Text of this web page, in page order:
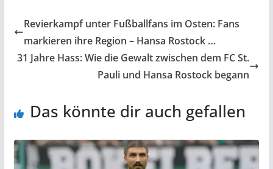
Revierkampf unter Fußballfans im Osten: Fans
markieren ihre Region – Hansa Rostock …
31 Jahre Hass: Wie die Gewalt zwischen dem FC St.
Pauli und Hansa Rostock begann
Das könnte dir auch gefallen